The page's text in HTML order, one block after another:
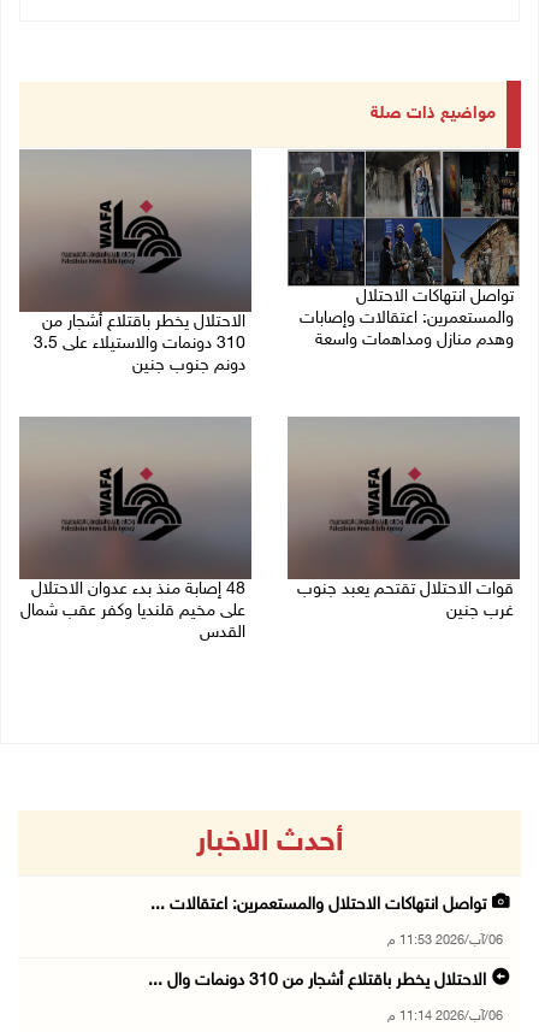
مواضيع ذات صلة
تواصل انتهاكات الاحتلال
والمستعمرين: اعتقالات وإصابات
وهدم منازل ومداهمات واسعة
الاحتلال يخطر باقتلاع أشجار من
310 دونمات والاستيلاء على 3.5
دونم جنوب جنين
قوات الاحتلال تقتحم يعبد جنوب
غرب جنين
48 إصابة منذ بدء عدوان الاحتلال
على مخيم قلنديا وكفر عقب شمال
القدس
أحدث الاخبار
تواصل انتهاكات الاحتلال والمستعمرين: اعتقالات ...
06/آب/2026 11:53 م
الاحتلال يخطر باقتلاع أشجار من 310 دونمات وال ...
06/آب/2026 11:14 م